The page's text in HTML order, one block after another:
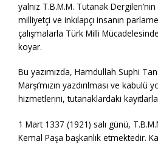
yalnız T.B.M.M. Tutanak
milliyetçi ve inkılapçı insanın
çalışmalarla Türk Milli
koyar.
Bu yazımızda, Hamdullah Suphi
Marşı’mızın yazdırılması ve
hizmetlerini, tutanaklardaki
1 Mart 1337 (1921) salı günü,
Kemal Paşa başkanlık etmektedir.